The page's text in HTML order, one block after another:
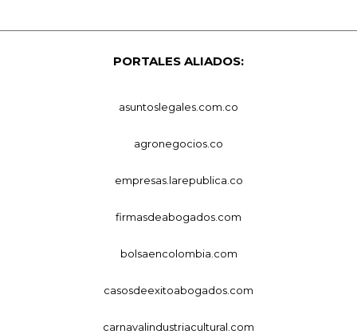
PORTALES ALIADOS:
asuntoslegales.com.co
agronegocios.co
empresas.larepublica.co
firmasdeabogados.com
bolsaencolombia.com
casosdeexitoabogados.com
carnavalindustriacultural.com